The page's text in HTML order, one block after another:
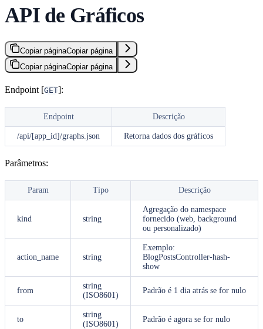
API de Gráficos
Copiar páginaCopiar página
Copiar páginaCopiar página
Endpoint [GET]:
Endpoint Descrição
/api/[app_id]/graphs.json Retorna dados dos gráficos
Parâmetros:
Param Tipo Descrição
kind string
Agregação do namespace
fornecido (web, background
ou personalizado)
action_name string
Exemplo:
BlogPostsController-hash-
show
from
string
(ISO8601)
Padrão é 1 dia atrás se for nulo
to
string
(ISO8601)
Padrão é agora se for nulo